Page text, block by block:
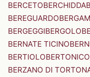
BERCETOBERCHIDDA
BEREGUARDO
BERGEGGIBERGOLO
BERNATE TICINO
BERTIOLOBERTONICO
BERZANO DI